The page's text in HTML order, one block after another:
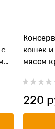
кошек и
мясом
220